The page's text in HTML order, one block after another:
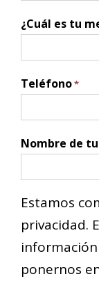
¿Cuál es tu
Teléfono*
Nombre de
Estamos
privacidad.
ponernos